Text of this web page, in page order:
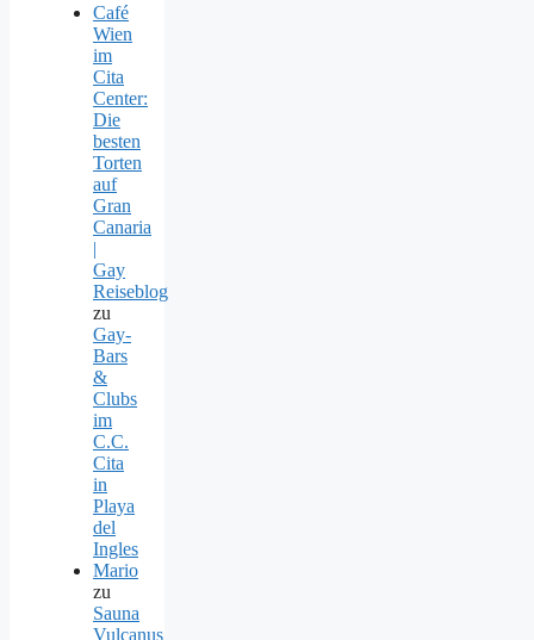
Café
Wien
im
Cita
Center:
Die
besten
Torten
auf
Gran
Canaria
|
Gay
Reiseblog
zu
Gay-
Bars
&
Clubs
im
C.C.
Cita
in
Playa
del
Ingles
Mario
zu
Sauna
Vulcanus